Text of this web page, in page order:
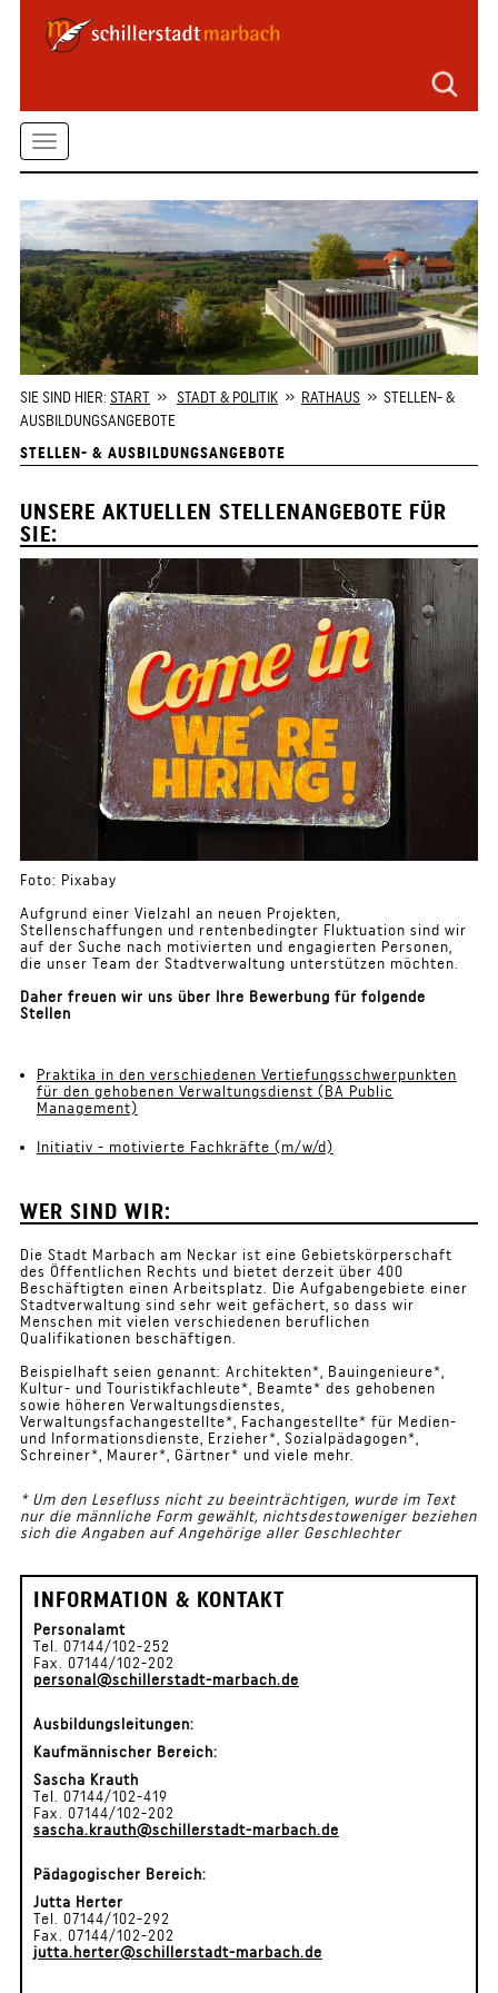
Seitenbereiche
springen
Zum
Inhalt
springen
Kontaktformular
springen
Zur
Startseite
springen
Toggle
SIE SIND HIER: START» STADT & POLITIK» RATHAUS» STELLEN- &
AUSBILDUNGSANGEBOTE
STELLEN- & AUSBILDUNGSANGEBOTE
UNSERE AKTUELLEN STELLENANGEBOTE FÜR
SIE:
Foto: Pixabay
Aufgrund einer Vielzahl an neuen Projekten,
Stellenschaffungen und rentenbedingter Fluktuation sind wir
auf der Suche nach motivierten und engagierten Personen,
die unser Team der Stadtverwaltung unterstützen möchten.
Daher freuen wir uns über Ihre Bewerbung für folgende
Stellen
Praktika in den verschiedenen Vertiefungsschwerpunkten
für den gehobenen Verwaltungsdienst (BA Public
Management)
Initiativ - motivierte Fachkräfte (m/w/d)
WER SIND WIR:
Die Stadt Marbach am Neckar ist eine Gebietskörperschaft
des Öffentlichen Rechts und bietet derzeit über 400
Beschäftigten einen Arbeitsplatz. Die Aufgabengebiete einer
Stadtverwaltung sind sehr weit gefächert, so dass wir
Menschen mit vielen verschiedenen beruflichen
Qualifikationen beschäftigen.
Beispielhaft seien genannt: Architekten*, Bauingenieure*,
Kultur- und Touristikfachleute*, Beamte* des gehobenen
sowie höheren Verwaltungsdienstes,
Verwaltungsfachangestellte*, Fachangestellte* für Medien-
und Informationsdienste, Erzieher*, Sozialpädagogen*,
Schreiner*, Maurer*, Gärtner* und viele mehr.
* Um den Lesefluss nicht zu beeinträchtigen, wurde im Text
nur die männliche Form gewählt, nichtsdestoweniger beziehen
sich die Angaben auf Angehörige aller Geschlechter
INFORMATION & KONTAKT
Personalamt
Tel. 07144/102-252
Fax. 07144/102-202
personal@schillerstadt-marbach.de
Ausbildungsleitungen:
Kaufmännischer Bereich:
Sascha Krauth
Tel. 07144/102-419
Fax. 07144/102-202
sascha.krauth@schillerstadt-marbach.de
Pädagogischer Bereich:
Jutta Herter
Tel. 07144/102-292
Fax. 07144/102-202
jutta.herter@schillerstadt-marbach.de